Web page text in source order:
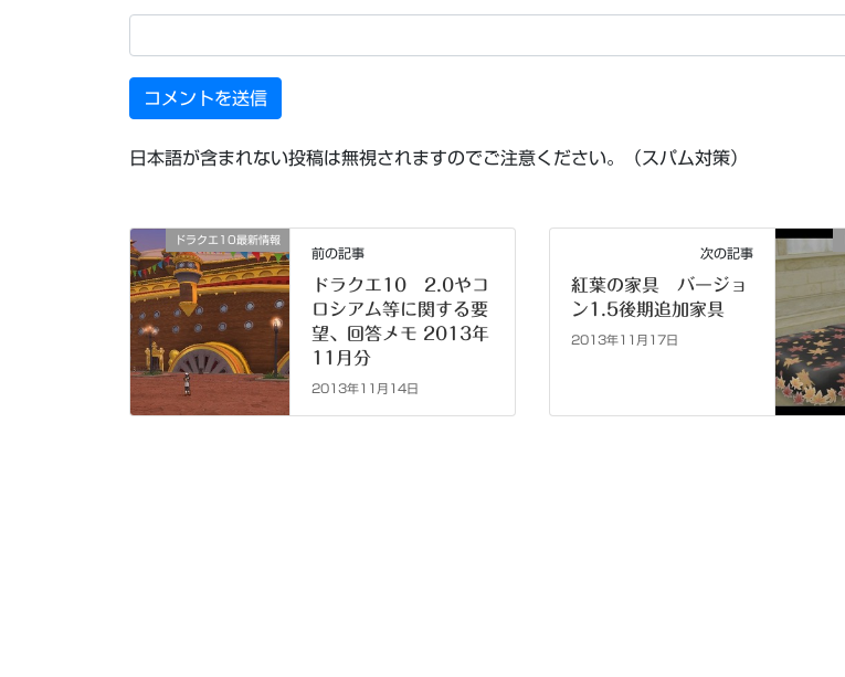
日本語が含まれない投稿は無視されますのでご注意ください。（スパム対策）
ドラクエ10最新情報
前の記事
ドラクエ10 2.0やコ
ロシアム等に関する要
望、回答メモ 2013年
11月分
2013年11月14日
次の記事
紅葉の家具 バージョ
ン1.5後期追加家具
2013年11月17日